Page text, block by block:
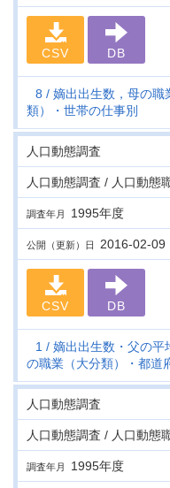
CSV DB
8
嫡出出生数，母の職
類）・世帯の仕事別
人口動態調査
人口動態調査 / 人口動態
調査年月 1995年度
公開（更新）日 2016-02-09
CSV DB
1
嫡出出生数・父の平
の職業（大分類）・都道
人口動態調査
人口動態調査 / 人口動態
調査年月 1995年度